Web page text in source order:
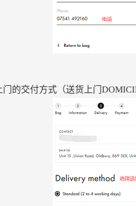
门的交付方式（送货上门